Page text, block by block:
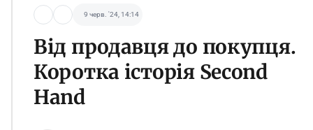
9 черв. '24, 14:14
Від продавця до покупця.
Коротка історія Second
Hand